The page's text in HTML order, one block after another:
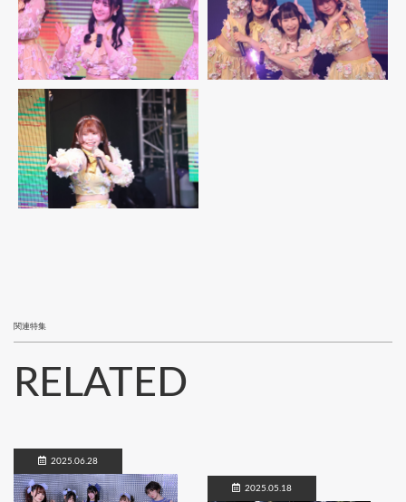
関連特集
RELATED
2025.06.28
2025.05.18